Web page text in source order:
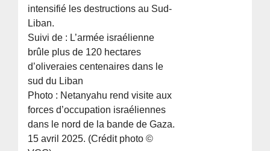
intensifié les destructions au Sud-
Liban.
Suivi de : L’armée israélienne
brûle plus de 120 hectares
d’oliveraies centenaires dans le
sud du Liban
Photo : Netanyahu rend visite aux
forces d’occupation israéliennes
dans le nord de la bande de Gaza.
15 avril 2025. (Crédit photo ©